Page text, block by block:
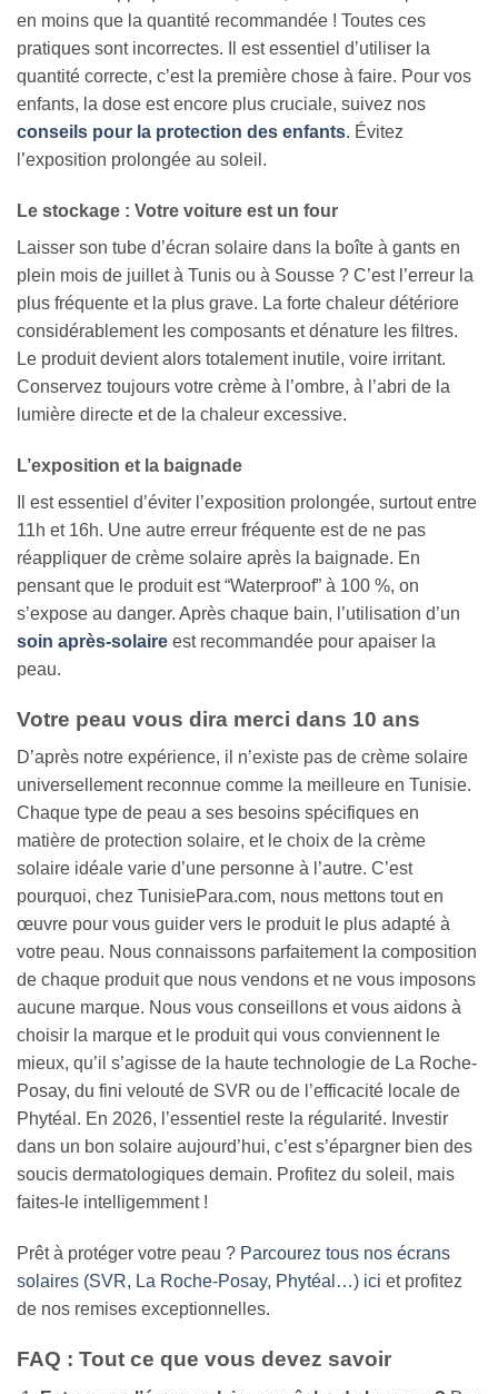
en moins que la quantité recommandée ! Toutes ces
pratiques sont incorrectes. Il est essentiel d’utiliser la
quantité correcte, c’est la première chose à faire. Pour vos
enfants, la dose est encore plus cruciale, suivez nos
conseils pour la protection des enfants. Évitez
l’exposition prolongée au soleil.
Le stockage : Votre voiture est un four
Laisser son tube d’écran solaire dans la boîte à gants en
plein mois de juillet à Tunis ou à Sousse ? C’est l’erreur la
plus fréquente et la plus grave. La forte chaleur détériore
considérablement les composants et dénature les filtres.
Le produit devient alors totalement inutile, voire irritant.
Conservez toujours votre crème à l’ombre, à l’abri de la
lumière directe et de la chaleur excessive.
L’exposition et la baignade
Il est essentiel d’éviter l’exposition prolongée, surtout entre
11h et 16h. Une autre erreur fréquente est de ne pas
réappliquer de crème solaire après la baignade. En
pensant que le produit est “Waterproof” à 100 %, on
s’expose au danger. Après chaque bain, l’utilisation d’un
soin après-solaire est recommandée pour apaiser la
peau.
Votre peau vous dira merci dans 10 ans
D’après notre expérience, il n’existe pas de crème solaire
universellement reconnue comme la meilleure en Tunisie.
Chaque type de peau a ses besoins spécifiques en
matière de protection solaire, et le choix de la crème
solaire idéale varie d’une personne à l’autre. C’est
pourquoi, chez TunisiePara.com, nous mettons tout en
œuvre pour vous guider vers le produit le plus adapté à
votre peau. Nous connaissons parfaitement la composition
de chaque produit que nous vendons et ne vous imposons
aucune marque. Nous vous conseillons et vous aidons à
choisir la marque et le produit qui vous conviennent le
mieux, qu’il s’agisse de la haute technologie de La Roche-
Posay, du fini velouté de SVR ou de l’efficacité locale de
Phytéal. En 2026, l’essentiel reste la régularité. Investir
dans un bon solaire aujourd’hui, c’est s’épargner bien des
soucis dermatologiques demain. Profitez du soleil, mais
faites-le intelligemment !
Prêt à protéger votre peau ? Parcourez tous nos écrans
solaires (SVR, La Roche-Posay, Phytéal…) ici et profitez
de nos remises exceptionnelles.
FAQ : Tout ce que vous devez savoir